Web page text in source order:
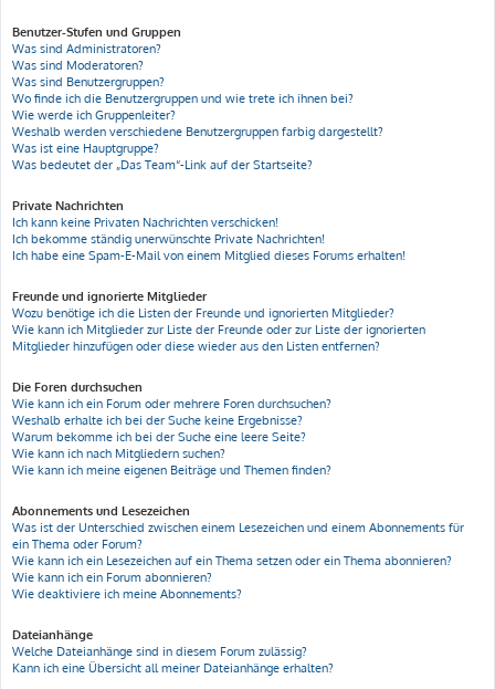
Benutzer-Stufen und Gruppen
Was sind Administratoren?
Was sind Moderatoren?
Was sind Benutzergruppen?
Wo finde ich die Benutzergruppen und wie trete ich ihnen bei?
Wie werde ich Gruppenleiter?
Weshalb werden verschiedene Benutzergruppen farbig dargestellt?
Was ist eine Hauptgruppe?
Was bedeutet der „Das Team“-Link auf der Startseite?
Private Nachrichten
Ich kann keine Privaten Nachrichten verschicken!
Ich bekomme ständig unerwünschte Private Nachrichten!
Ich habe eine Spam-E-Mail von einem Mitglied dieses Forums erhalten!
Freunde und ignorierte Mitglieder
Wozu benötige ich die Listen der Freunde und ignorierten Mitglieder?
Wie kann ich Mitglieder zur Liste der Freunde oder zur Liste der ignorierten
Mitglieder hinzufügen oder diese wieder aus den Listen entfernen?
Die Foren durchsuchen
Wie kann ich ein Forum oder mehrere Foren durchsuchen?
Weshalb erhalte ich bei der Suche keine Ergebnisse?
Warum bekomme ich bei der Suche eine leere Seite?
Wie kann ich nach Mitgliedern suchen?
Wie kann ich meine eigenen Beiträge und Themen finden?
Abonnements und Lesezeichen
Was ist der Unterschied zwischen einem Lesezeichen und einem Abonnements für
ein Thema oder Forum?
Wie kann ich ein Lesezeichen auf ein Thema setzen oder ein Thema abonnieren?
Wie kann ich ein Forum abonnieren?
Wie deaktiviere ich meine Abonnements?
Dateianhänge
Welche Dateianhänge sind in diesem Forum zulässig?
Kann ich eine Übersicht all meiner Dateianhänge erhalten?